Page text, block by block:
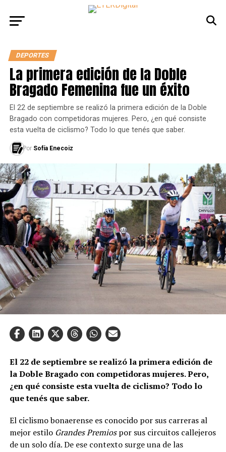
DEPORTES
La primera edición de la Doble
Bragado Femenina fue un éxito
El 22 de septiembre se realizó la primera edición de la Doble
Bragado con competidoras mujeres. Pero, ¿en qué consiste
esta vuelta de ciclismo? Todo lo que tenés que saber.
Por Sofía Enecoiz
El 22 de septiembre se realizó la primera edición de
la Doble Bragado con competidoras mujeres. Pero,
¿en qué consiste esta vuelta de ciclismo? Todo lo
que tenés que saber.
El ciclismo bonaerense es conocido por sus carreras al
mejor estilo Grandes Premiospor sus circuitos callejeros
de un solo día. De ese contexto surge una de las